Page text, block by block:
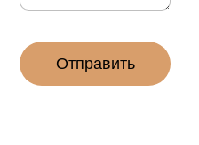
Отправить